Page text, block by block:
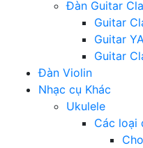
Đàn Guitar
Guitar
Guitar
Guitar
Đàn Violin
Nhạc cụ Khác
Ukulele
Các loại